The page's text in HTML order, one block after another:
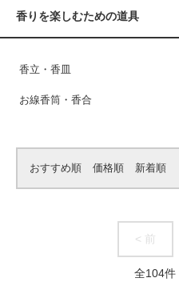
香りを楽しむための道具
香立・香皿
お線香筒・香合
おすすめ順 価格順 新着順
< 前
全104件